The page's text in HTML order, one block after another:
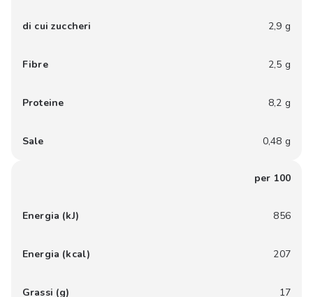
di cui zuccheri 2,9 g
Fibre 2,5 g
Proteine 8,2 g
Sale 0,48 g
per 100
Energia (kJ) 856
Energia (kcal) 207
Grassi (g) 17